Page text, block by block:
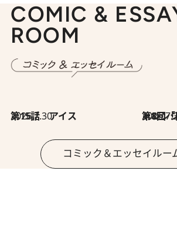
COMIC &
ROOM
2026.7.30
第15話 アイス 第8回「同人誌即
コミック＆エッセイルー